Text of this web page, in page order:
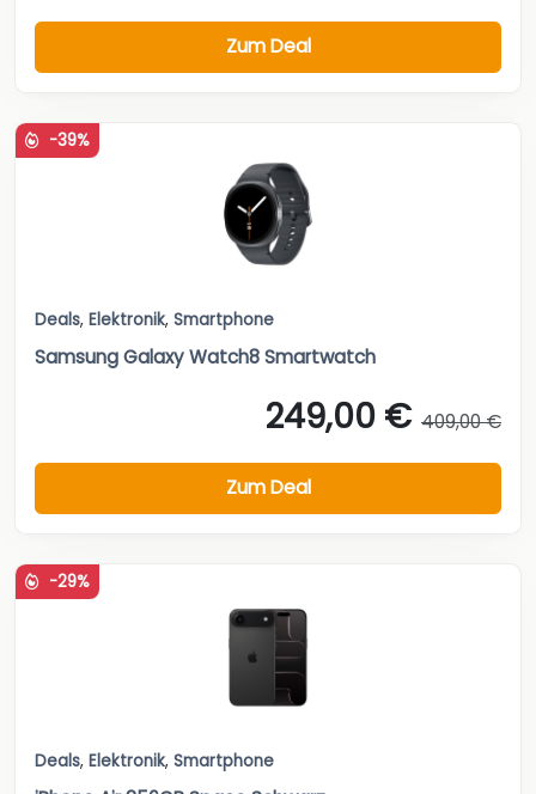
Zum Deal
-39%
Deals, Elektronik, Smartphone
Samsung Galaxy Watch8 Smartwatch
249,00 € 409,00 €
Zum Deal
-29%
Deals, Elektronik, Smartphone